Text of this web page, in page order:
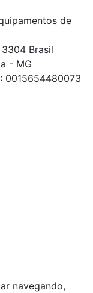
de
Brasil
- MG
0015654480073
navegando,